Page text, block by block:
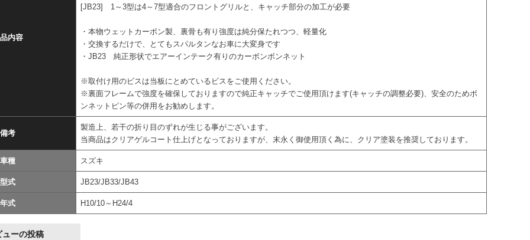
内容
[JB23] 1～3型は4～7型適合のフロントグリルと、キャッチ部分の加工が必要
・本物ウェットカーボン製、裏骨も有り強度は純分保たれつつ、軽量化
・交換するだけで、とてもスパルタンなお車に大変身です
・JB23 純正形状でエアーインテーク有りのカーボンボンネット
※取付け用のビスは当板にとめているビスをご使用ください。
※裏面フレームで強度を確保しておりますので純正キャッチでご使用頂けます(キャッチの調整必要)、安全のためボ
ンネットピン等の併用をお勧めします。
備考
製造上、若干の折り目のずれが生じる事がございます。
当商品はクリアゲルコート仕上げとなっておりますが、末永く御使用頂く為に、クリア塗装を推奨しております。
車種 スズキ
型式 JB23/JB33/JB43
年式 H10/10～H24/4
ューの投稿